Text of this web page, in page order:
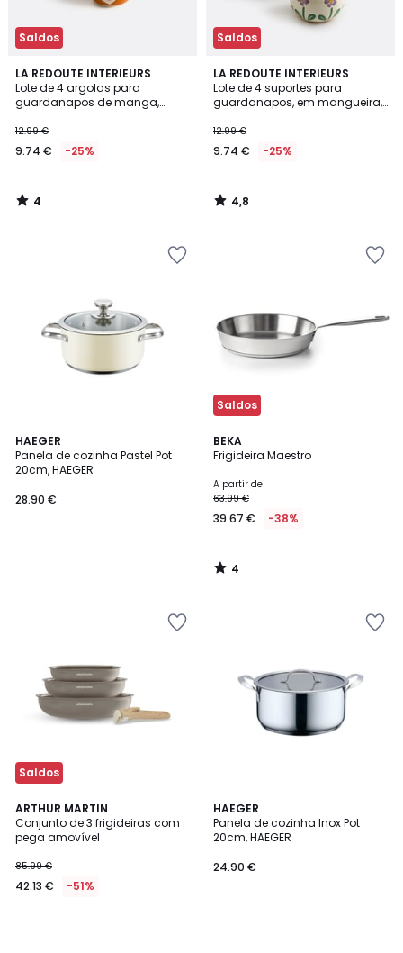
Saldos
LA REDOUTE INTERIEURS
Lote de 4 argolas para
guardanapos de manga,
€
em
de
12.99
12.99 €
9.74 € -25%
4
/
5
4
/
Saldos
LA REDOUTE INTERIEURS
Lote de 4 suportes para
guardanapos, em mangueira,
12.99 €
9.74 € -25%
4,8
/ 5
4,8
/
HAEGER
Panela de cozinha Pastel Pot
20cm, HAEGER
28.90 €
Saldos
BEKA
Frigideira Maestro
A partir de
63.99 €
39.67 € -38%
4
/
4
/
Saldos
ARTHUR MARTIN
Conjunto de 3 frigideiras com
pega amovível
85.99 €
42.13 € -51%
HAEGER
Panela de cozinha Inox Pot
20cm, HAEGER
24.90 €